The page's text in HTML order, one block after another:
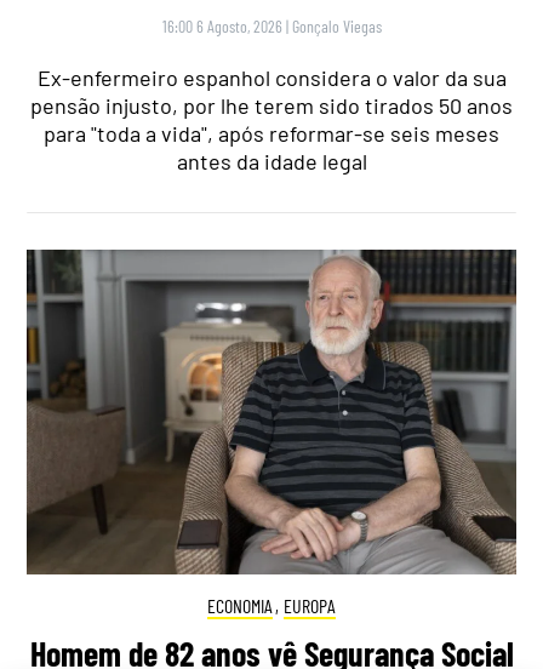
16:00 6 Agosto, 2026 | Gonçalo Viegas
Ex-enfermeiro espanhol considera o valor da sua
pensão injusto, por lhe terem sido tirados 50 anos
para "toda a vida", após reformar-se seis meses
antes da idade legal
ECONOMIA , EUROPA
Homem de 82 anos vê Segurança Social